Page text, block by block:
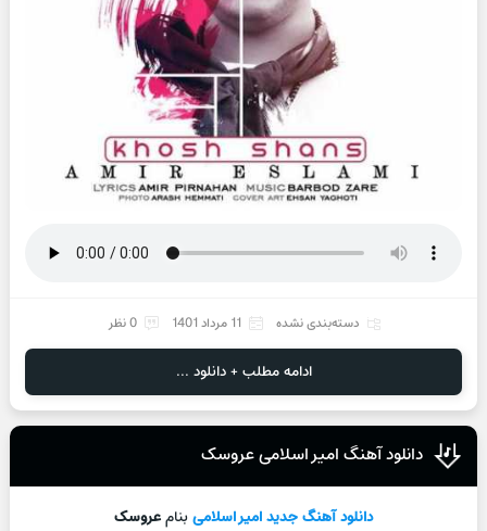
دسته‌بندی نشده 11 مرداد 1401 0 نظر
ادامه مطلب + دانلود ...
دانلود آهنگ امیر اسلامی عروسک
دانلود آهنگ جدیدامیر اسلامیبنامعروسک